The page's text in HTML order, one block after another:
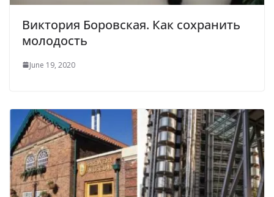
Виктория Боровская. Как сохранить
молодость
June 19, 2020